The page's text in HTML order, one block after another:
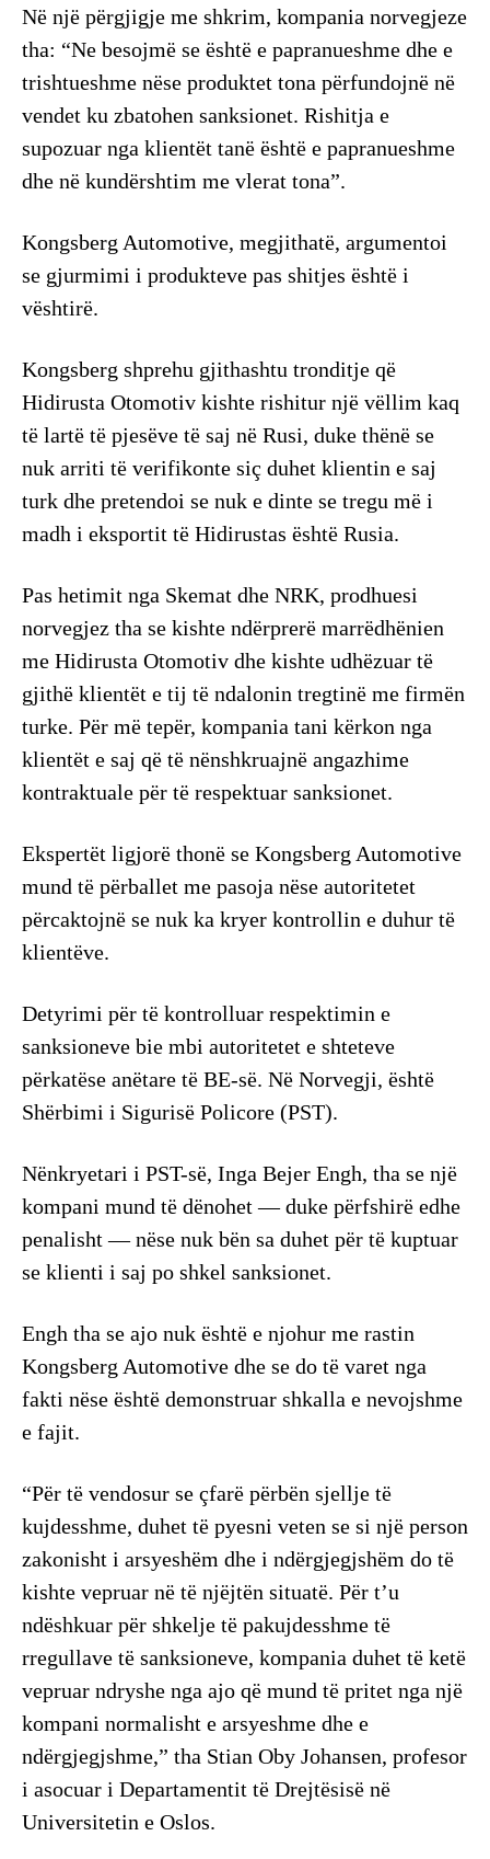
Në një përgjigje me shkrim, kompania norvegjeze
tha: “Ne besojmë se është e papranueshme dhe e
trishtueshme nëse produktet tona përfundojnë në
vendet ku zbatohen sanksionet. Rishitja e
supozuar nga klientët tanë është e papranueshme
dhe në kundërshtim me vlerat tona”.
Kongsberg Automotive, megjithatë, argumentoi
se gjurmimi i produkteve pas shitjes është i
vështirë.
Kongsberg shprehu gjithashtu tronditje që
Hidirusta Otomotiv kishte rishitur një vëllim kaq
të lartë të pjesëve të saj në Rusi, duke thënë se
nuk arriti të verifikonte siç duhet klientin e saj
turk dhe pretendoi se nuk e dinte se tregu më i
madh i eksportit të Hidirustas është Rusia.
Pas hetimit nga Skemat dhe NRK, prodhuesi
norvegjez tha se kishte ndërprerë marrëdhënien
me Hidirusta Otomotiv dhe kishte udhëzuar të
gjithë klientët e tij të ndalonin tregtinë me firmën
turke. Për më tepër, kompania tani kërkon nga
klientët e saj që të nënshkruajnë angazhime
kontraktuale për të respektuar sanksionet.
Ekspertët ligjorë thonë se Kongsberg Automotive
mund të përballet me pasoja nëse autoritetet
përcaktojnë se nuk ka kryer kontrollin e duhur të
klientëve.
Detyrimi për të kontrolluar respektimin e
sanksioneve bie mbi autoritetet e shteteve
përkatëse anëtare të BE-së. Në Norvegji, është
Shërbimi i Sigurisë Policore (PST).
Nënkryetari i PST-së, Inga Bejer Engh, tha se një
kompani mund të dënohet — duke përfshirë edhe
penalisht — nëse nuk bën sa duhet për të kuptuar
se klienti i saj po shkel sanksionet.
Engh tha se ajo nuk është e njohur me rastin
Kongsberg Automotive dhe se do të varet nga
fakti nëse është demonstruar shkalla e nevojshme
e fajit.
“Për të vendosur se çfarë përbën sjellje të
kujdesshme, duhet të pyesni veten se si një person
zakonisht i arsyeshëm dhe i ndërgjegjshëm do të
kishte vepruar në të njëjtën situatë. Për t’u
ndëshkuar për shkelje të pakujdesshme të
rregullave të sanksioneve, kompania duhet të ketë
vepruar ndryshe nga ajo që mund të pritet nga një
kompani normalisht e arsyeshme dhe e
ndërgjegjshme,” tha Stian Oby Johansen, profesor
i asocuar i Departamentit të Drejtësisë në
Universitetin e Oslos.